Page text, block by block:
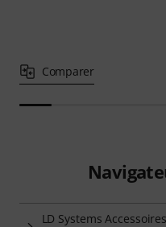
Comparer
LD Systems